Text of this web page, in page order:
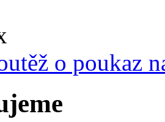
o poukaz